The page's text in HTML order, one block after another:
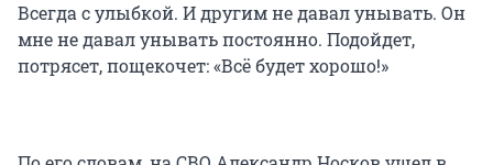
Всегда с улыбкой. И другим не давал унывать. Он
мне не давал унывать постоянно. Подойдет,
потрясет, пощекочет: «Всё будет хорошо!»